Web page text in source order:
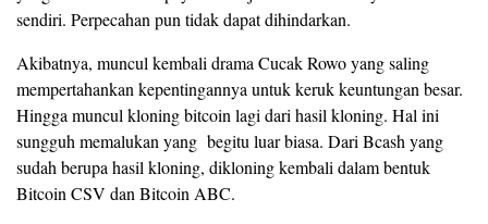
sendiri. Perpecahan pun tidak dapat dihindarkan.
Akibatnya, muncul kembali drama Cucak Rowo yang saling
mempertahankan kepentingannya untuk keruk keuntungan besar.
Hingga muncul kloning bitcoin lagi dari hasil kloning. Hal ini
sungguh memalukan yang begitu luar biasa. Dari Bcash yang
sudah berupa hasil kloning, dikloning kembali dalam bentuk
Bitcoin CSV dan Bitcoin ABC.